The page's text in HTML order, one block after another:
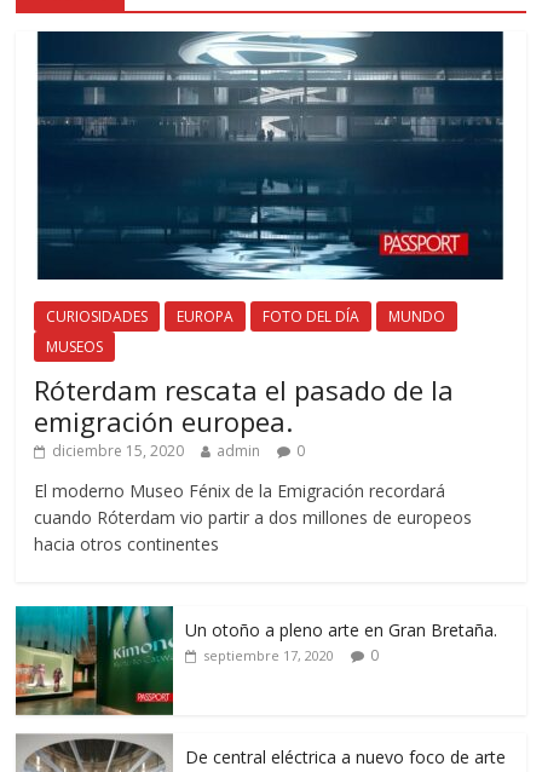
CURIOSIDADES EUROPA FOTO DEL DÍA
MUNDO
MUSEOS
Róterdam rescata el pasado de la
emigración europea.
diciembre 15, 2020 admin 0
El moderno Museo Fénix de la Emigración recordará
cuando Róterdam vio partir a dos millones de europeos
hacia otros continentes
Un otoño a pleno arte en Gran Bretaña.
septiembre 17, 2020 0
De central eléctrica a nuevo foco de arte